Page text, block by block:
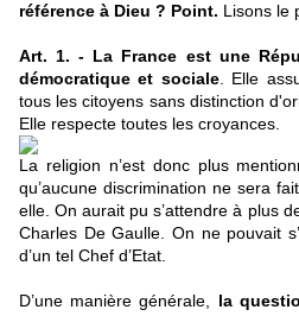
référence à Dieu ? Point. Lisons le
Art. 1. - La France est une
démocratique et sociale. Elle
tous les citoyens sans distinction
Elle respecte toutes les croyances.
La religion n’est donc plus
qu’aucune discrimination ne sera
elle. On aurait pu s’attendre à plus
Charles De Gaulle. On ne pouvait
d’un tel Chef d’Etat.
D’une manière générale, la